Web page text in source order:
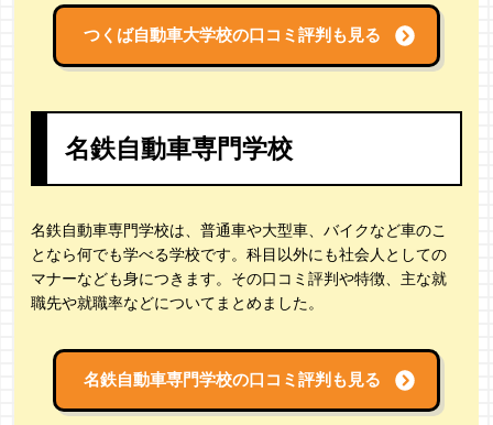
つくば自動車大学校の口コミ評判も見る
名鉄自動車専門学校
名鉄自動車専門学校は、普通車や大型車、バイクなど車のこ
となら何でも学べる学校です。科目以外にも社会人としての
マナーなども身につきます。その口コミ評判や特徴、主な就
職先や就職率などについてまとめました。
名鉄自動車専門学校の口コミ評判も見る